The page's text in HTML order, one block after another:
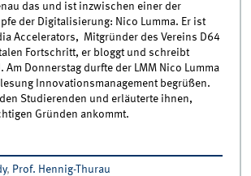
das und ist inzwischen einer der
der Digitalisierung: Nico Lumma. Er ist
Accelerators, Mitgründer des Vereins D64
Fortschritt, er bloggt und schreibt
Am Donnerstag durfte der LMM Nico Lumma
Innovationsmanagement begrüßen.
Studierenden und erläuterte ihnen,
Gründen ankommt.
Nico Lumma zu Gast in der Vorlesung
, Prof. Hennig-Thurau